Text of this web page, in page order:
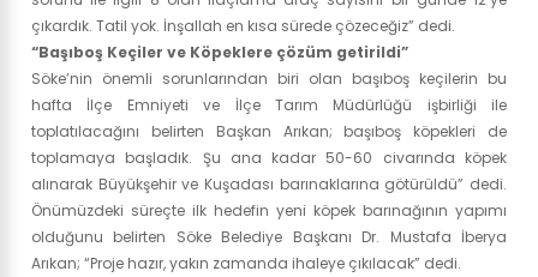
çıkardık. Tatil yok. İnşallah en kısa sürede çözeceğiz” dedi.
“Başıboş Keçiler ve Köpeklere çözüm getirildi”
Söke’nin önemli sorunlarından biri olan başıboş keçilerin bu
hafta İlçe Emniyeti ve İlçe Tarım Müdürlüğü işbirliği ile
toplatılacağını belirten Başkan Arıkan; başıboş köpekleri de
toplamaya başladık. Şu ana kadar 50-60 civarında köpek
alınarak Büyükşehir ve Kuşadası barınaklarına götürüldü” dedi.
Önümüzdeki süreçte ilk hedefin yeni köpek barınağının yapımı
olduğunu belirten Söke Belediye Başkanı Dr. Mustafa İberya
Arıkan; “Proje hazır, yakın zamanda ihaleye çıkılacak” dedi.